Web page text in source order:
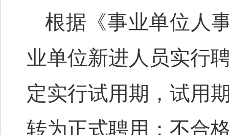
根据《事业单位人
业单位新进人员实行
定实行试用期，试用
转为正式聘用；不合